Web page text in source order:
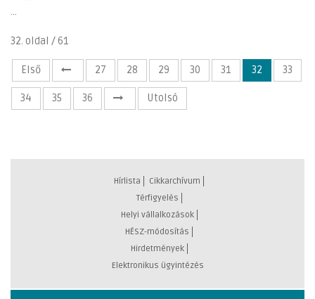
...
32. oldal / 61
Első 27 28 29 30 31 32 33
34 35 36 Utolsó
Hírlista
Cikkarchívum
Térfigyelés
Helyi vállalkozások
HÉSZ-módosítás
Hirdetmények
Elektronikus ügyintézés